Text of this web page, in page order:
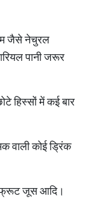
जैसे नेचुरल
पानी जरूर
हिस्सों में कई बार
वाली कोई ड्रिंक
जूस आदि।